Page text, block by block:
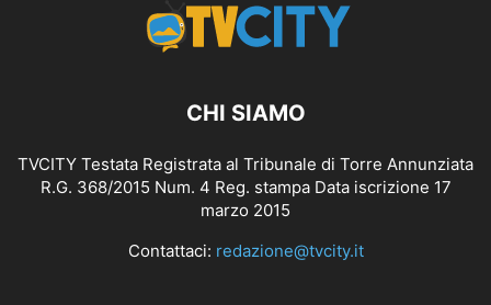
CHI SIAMO
TVCITY Testata Registrata al Tribunale di Torre Annunziata
R.G. 368/2015 Num. 4 Reg. stampa Data iscrizione 17
marzo 2015
Contattaci: redazione@tvcity.it